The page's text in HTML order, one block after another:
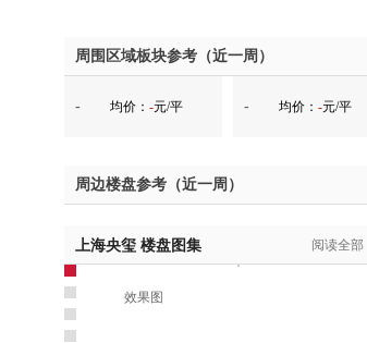
蔡女士:138****2322
魏女士:183****9105
赵先生:139****8548
姚先生:137****6367
于女士:182****8478
胡先生:150****0731
周围区域板块参考（近一周）
- 均价： -元/平 - 均价： -元/平
周边楼盘参考（近一周）
上海央玺 楼盘图集 阅读全部
效果图